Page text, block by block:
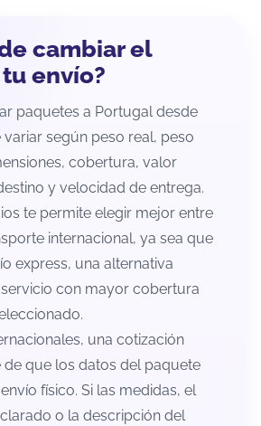
cambiar el
envío?
paquetes a Portugal desde
según peso real, peso
cobertura, valor
y velocidad de entrega.
te permite elegir mejor entre
internacional, ya sea que
express, una alternativa
con mayor cobertura
una cotización
de que los datos del paquete
físico. Si las medidas, el
o la descripción del